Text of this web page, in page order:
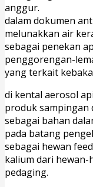
anggur.
dalam dokumen
melunakkan air
sebagai penekan
penggorengan-
yang terkait
di kental aerosol
produk sampingan
sebagai bahan
pada batang
sebagai hewan
kalium dari
pedaging.